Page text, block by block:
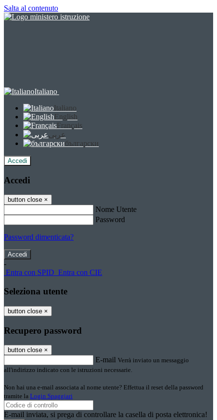
Salta al contenuto
Italiano
Italiano
English
Français
عربى
български
Accedi
Accedi
button close ×
Nome Utente
Password
Password dimenticata?
-
Entra con SPID Entra con CIE
Seleziona utente
button close ×
Recupero password
button close ×
E-mail Verrà inviato un messaggio
all'indirizzo indicato con le istruzioni necessarie.
Non hai una e-mail associata al nome utente? Effettua il reset della password
tramite la Login Spaggiari
E-mail inviata, si prega di controllare la casella di posta elettronica!